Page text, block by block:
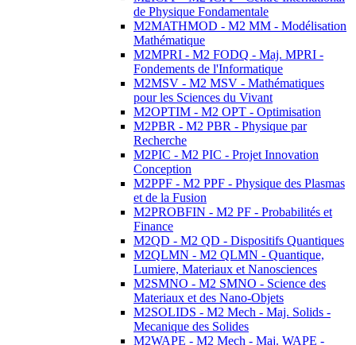
de Physique Fondamentale
M2MATHMOD - M2 MM - Modélisation
Mathématique
M2MPRI - M2 FODQ - Maj. MPRI -
Fondements de l'Informatique
M2MSV - M2 MSV - Mathématiques
pour les Sciences du Vivant
M2OPTIM - M2 OPT - Optimisation
M2PBR - M2 PBR - Physique par
Recherche
M2PIC - M2 PIC - Projet Innovation
Conception
M2PPF - M2 PPF - Physique des Plasmas
et de la Fusion
M2PROBFIN - M2 PF - Probabilités et
Finance
M2QD - M2 QD - Dispositifs Quantiques
M2QLMN - M2 QLMN - Quantique,
Lumiere, Materiaux et Nanosciences
M2SMNO - M2 SMNO - Science des
Materiaux et des Nano-Objets
M2SOLIDS - M2 Mech - Maj. Solids -
Mecanique des Solides
M2WAPE - M2 Mech - Maj. WAPE -